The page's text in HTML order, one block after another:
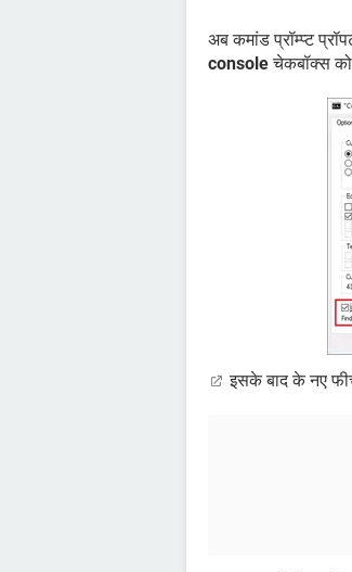
अब कमांड प्रॉम्प्ट
consoleचेकबॉक्स
इसके बाद के नए